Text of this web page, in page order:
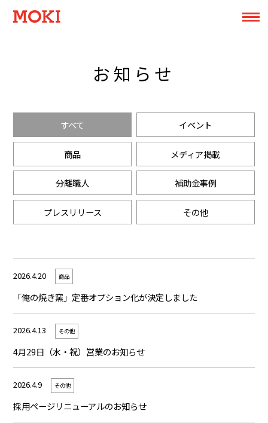
お知らせ
すべて イベント
商品 メディア掲載
分離職人 補助金事例
プレスリリース その他
2026.4.20 商品
「俺の焼き窯」定番オプション化が決定しました
2026.4.13 その他
4月29日（水・祝）営業のお知らせ
2026.4.9 その他
採用ページリニューアルのお知らせ